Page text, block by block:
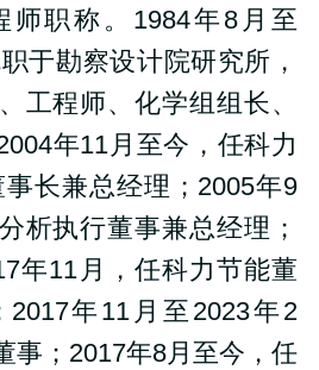
师职称。1984年8月至
于勘察设计院研究所，
工程师、化学组组长、
年11月至今，任科力
长兼总经理；2005年9
析执行董事兼总经理；
年11月，任科力节能董
年11月至2023年2
事；2017年8月至今，任